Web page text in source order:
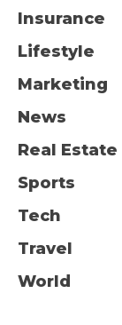
Insurance
Lifestyle
Marketing
News
Real Estate
Sports
Tech
Travel
World